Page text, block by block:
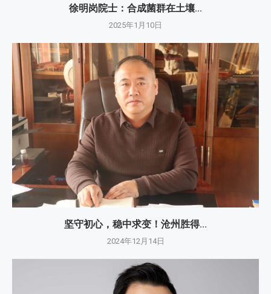
徐明岗院士：​合成菌群在土壤...
2025年1月10日
坚守初心，稳中求变！沧州胜得...
2024年12月14日